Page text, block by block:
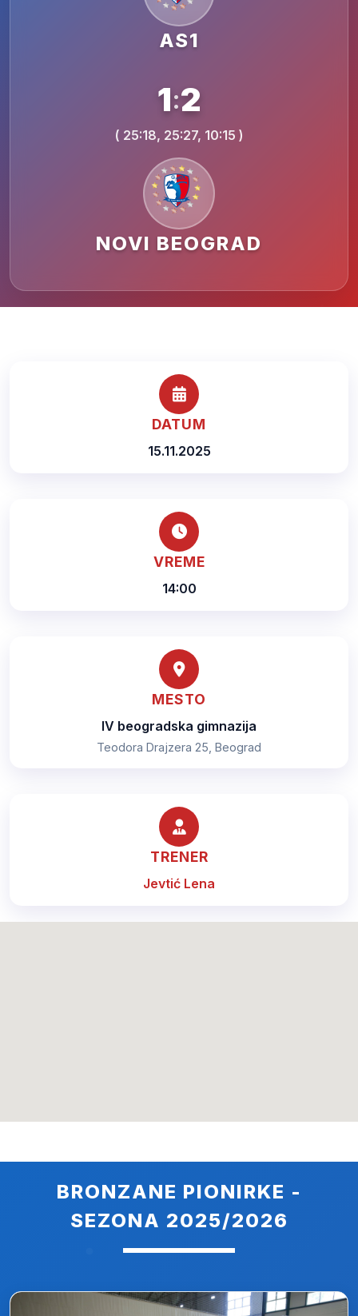
AS1
1:2
( 25:18, 25:27, 10:15 )
NOVI BEOGRAD
DATUM
15.11.2025
VREME
14:00
MESTO
IV beogradska gimnazija
Teodora Drajzera 25, Beograd
TRENER
Jevtić Lena
BRONZANE PIONIRKE -
SEZONA 2025/2026